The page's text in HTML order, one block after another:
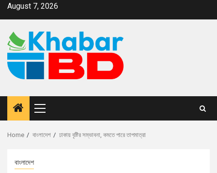
August 7, 2026
Home বাংলাদেশ ঢাকায় বৃষ্টির সম্ভাবনা, কমতে পারে তাপমাত্রা
বাংলাদেশ